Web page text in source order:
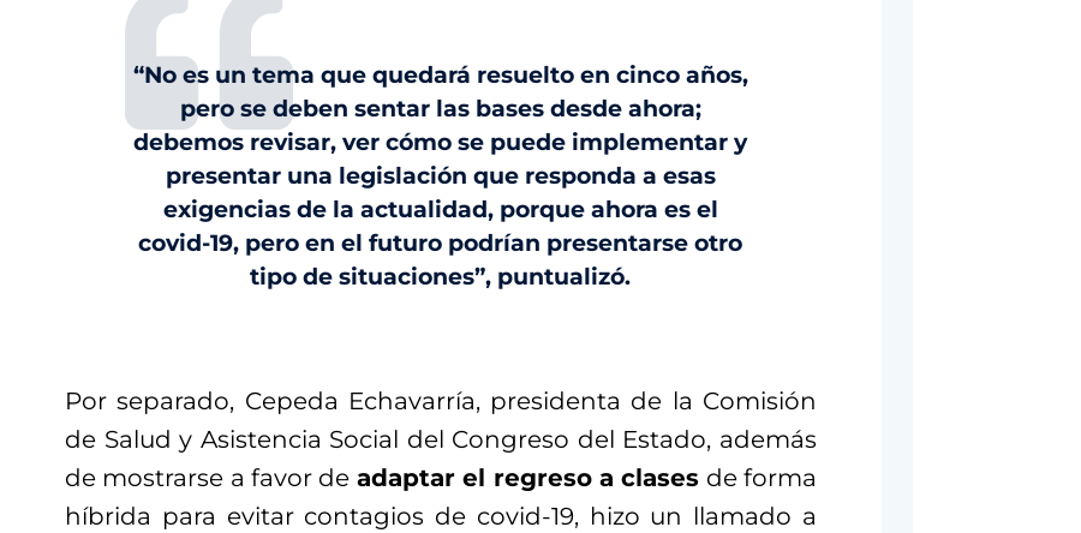
“No es un tema que quedará resuelto en cinco años,
pero se deben sentar las bases desde ahora;
debemos revisar, ver cómo se puede implementar y
presentar una legislación que responda a esas
exigencias de la actualidad, porque ahora es el
covid-19, pero en el futuro podrían presentarse otro
tipo de situaciones”, puntualizó.
Por separado, Cepeda Echavarría, presidenta de la Comisión
de Salud y Asistencia Social del Congreso del Estado, además
de mostrarse a favor de adaptar el regreso a clases de forma
híbrida para evitar contagios de covid-19, hizo un llamado a